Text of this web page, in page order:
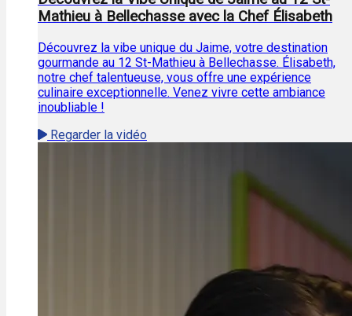
Mathieu à Bellechasse avec la Chef Élisabeth
Découvrez la vibe unique du Jaime, votre destination
gourmande au 12 St-Mathieu à Bellechasse. Élisabeth,
notre chef talentueuse, vous offre une expérience
culinaire exceptionnelle. Venez vivre cette ambiance
inoubliable !
Regarder la vidéo